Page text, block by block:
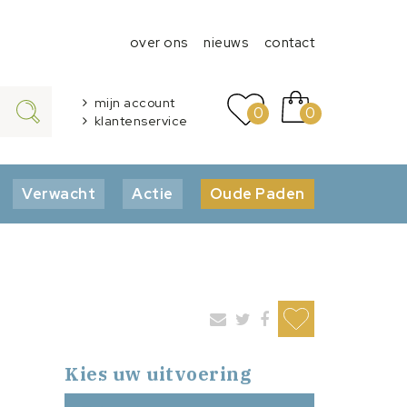
over ons nieuws contact
mijn account
klantenservice
0 0
Verwacht Actie Oude Paden
Kies uw uitvoering